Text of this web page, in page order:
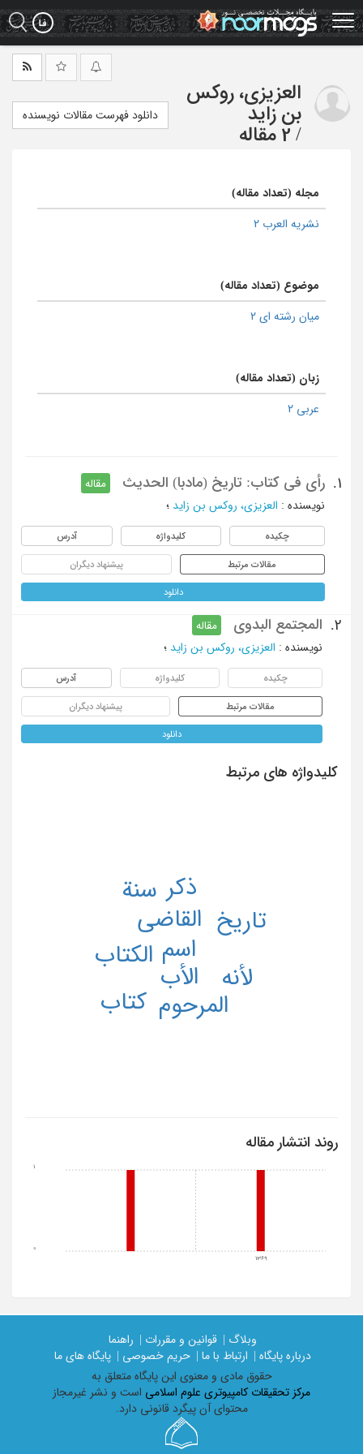
Skip
to
main
العزیزی، روکس
بن زاید
/ 2 مقاله
دانلود فهرست مقالات نویسنده
مجله (تعداد مقاله)
نشریه العرب 2
موضوع (تعداد مقاله)
میان رشته ای 2
زبان (تعداد مقاله)
عربی 2
1. رأی فی کتاب: تاریخ (مادبا) الحدیث
مقاله
نویسنده : العزیزی، روکس بن زاید ؛
چکیده کلیدواژه آدرس
مقالات مرتبط پیشنهاد دیگران
دانلود
2. المجتمع البدوی
مقاله
نویسنده : العزیزی، روکس بن زاید ؛
چکیده کلیدواژه آدرس
مقالات مرتبط پیشنهاد دیگران
دانلود
کلیدواژه های مرتبط
اسم
الأب
القاضی
المرحوم
الکتاب
تاریخ
ذکر سنة
لأنه
کتاب
روند انتشار مقاله
1369
0
1
وبلاگ | قوانین و مقررات |
راهنما
درباره پایگاه |
ارتباط با ما | حریم خصوصی |
پایگاه های ما
حقوق مادی و معنوی اين پايگاه متعلق به
مرکز تحقیقات کامپیوتری علوم اسلامی است و نشر غیرمجاز
محتوای آن پیگرد قانونی دارد.